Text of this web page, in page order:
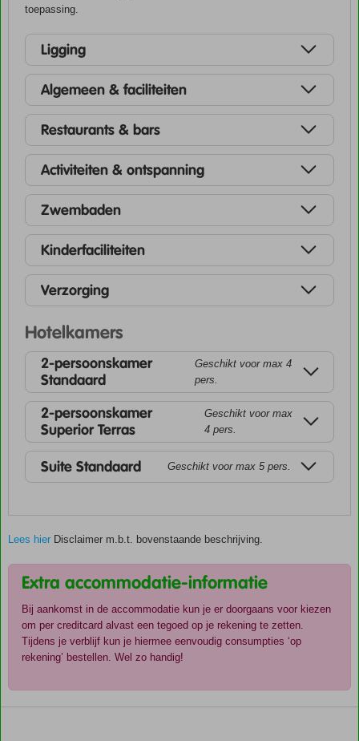
toepassing.
Ligging
Algemeen & faciliteiten
Restaurants & bars
Activiteiten & ontspanning
Zwembaden
Kinderfaciliteiten
Verzorging
Hotelkamers
2-persoonskamer
Standaard
Geschikt voor max 4
pers.
2-persoonskamer
Superior Terras
Geschikt voor max
4 pers.
Suite Standaard Geschikt voor max 5 pers.
Lees hier Disclaimer m.b.t. bovenstaande beschrijving.
Extra accommodatie-informatie
Bij aankomst in de accommodatie kun je er doorgaans voor kiezen
om per creditcard alvast een tegoed op je rekening te zetten.
Tijdens je verblijf kun je hiermee eenvoudig consumpties ‘op
rekening’ bestellen. Wel zo handig!